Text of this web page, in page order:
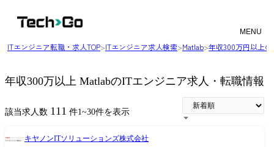
MENU
ITエンジニア転職・求人TOP>ITエンジニア求人検索>Matlab>年収300万円以上
年収300万以上 MatlabのITエンジニア求人・転職情報
該当求人数 111 件1~30件を表示
キヤノンITソリューションズ株式会社